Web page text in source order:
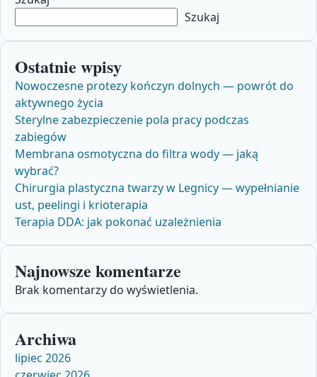
Szukaj
Ostatnie wpisy
Nowoczesne protezy kończyn dolnych — powrót do
aktywnego życia
Sterylne zabezpieczenie pola pracy podczas
zabiegów
Membrana osmotyczna do filtra wody — jaką
wybrać?
Chirurgia plastyczna twarzy w Legnicy — wypełnianie
ust, peelingi i krioterapia
Terapia DDA: jak pokonać uzależnienia
Najnowsze komentarze
Brak komentarzy do wyświetlenia.
Archiwa
lipiec 2026